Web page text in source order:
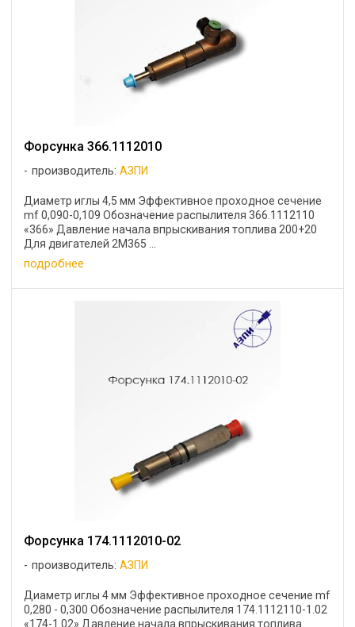
Форсунка 366.1112010
производитель:АЗПИ
Диаметр иглы 4,5 мм Эффективное проходное сечение
mf 0,090-0,109 Обозначение распылителя 366.1112110
«366» Давление начала впрыскивания топлива 200+20
Для двигателей 2М365 ...
подробнее
Форсунка 174.1112010-02
производитель:АЗПИ
Диаметр иглы 4 мм Эффективное проходное сечение mf
0,280 - 0,300 Обозначение распылителя 174.1112110-1.02
«174-1.02» Давление начала впрыскивания топлива